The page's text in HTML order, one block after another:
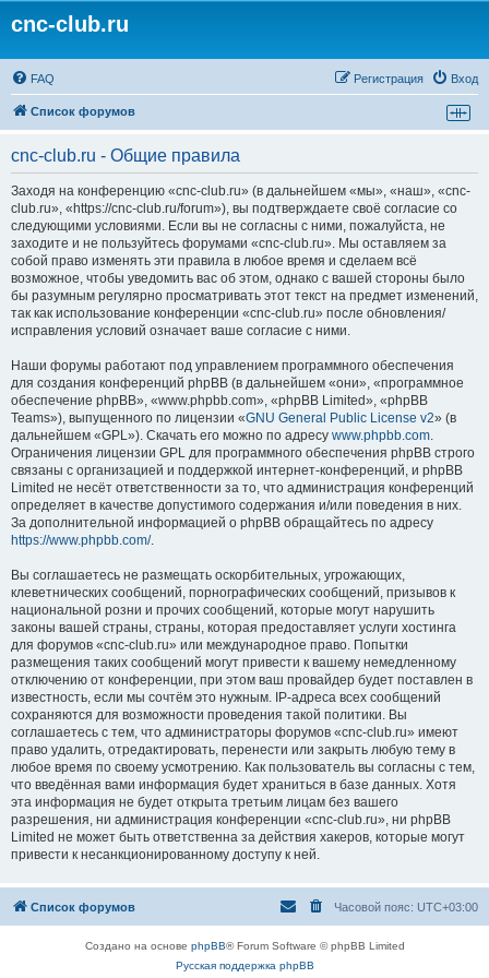
cnc-club.ru
FAQ Вход
Регистрация
Список форумов
cnc-club.ru - Общие правила
Заходя на конференцию «cnc-club.ru» (в дальнейшем «мы», «наш», «cnc-
club.ru», «https://cnc-club.ru/forum»), вы подтверждаете своё согласие со
следующими условиями. Если вы не согласны с ними, пожалуйста, не
заходите и не пользуйтесь форумами «cnc-club.ru». Мы оставляем за
собой право изменять эти правила в любое время и сделаем всё
возможное, чтобы уведомить вас об этом, однако с вашей стороны было
бы разумным регулярно просматривать этот текст на предмет изменений,
так как использование конференции «cnc-club.ru» после обновления/
исправления условий означает ваше согласие с ними.
Наши форумы работают под управлением программного обеспечения
для создания конференций phpBB (в дальнейшем «они», «программное
обеспечение phpBB», «www.phpbb.com», «phpBB Limited», «phpBB
Teams»), выпущенного по лицензии «GNU General Public License v2» (в
дальнейшем «GPL»). Скачать его можно по адресу www.phpbb.com.
Ограничения лицензии GPL для программного обеспечения phpBB строго
связаны с организацией и поддержкой интернет-конференций, и phpBB
Limited не несёт ответственности за то, что администрация конференций
определяет в качестве допустимого содержания и/или поведения в них.
За дополнительной информацией о phpBB обращайтесь по адресу
https://www.phpbb.com/.
Вы соглашаетесь не размещать оскорбительных, угрожающих,
клеветнических сообщений, порнографических сообщений, призывов к
национальной розни и прочих сообщений, которые могут нарушить
законы вашей страны, страны, которая предоставляет услуги хостинга
для форумов «cnc-club.ru» или международное право. Попытки
размещения таких сообщений могут привести к вашему немедленному
отключению от конференции, при этом ваш провайдер будет поставлен в
известность, если мы сочтём это нужным. IP-адреса всех сообщений
сохраняются для возможности проведения такой политики. Вы
соглашаетесь с тем, что администраторы форумов «cnc-club.ru» имеют
право удалить, отредактировать, перенести или закрыть любую тему в
любое время по своему усмотрению. Как пользователь вы согласны с тем,
что введённая вами информация будет храниться в базе данных. Хотя
эта информация не будет открыта третьим лицам без вашего
разрешения, ни администрация конференции «cnc-club.ru», ни phpBB
Limited не может быть ответственна за действия хакеров, которые могут
привести к несанкционированному доступу к ней.
Список форумов Часовой пояс: UTC+03:00
Создано на основе phpBB® Forum Software © phpBB Limited
Русская поддержка phpBB